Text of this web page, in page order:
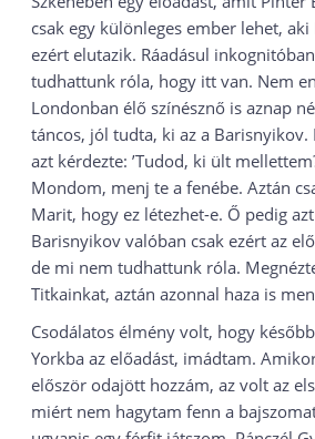
csak egy különleges ember lehet,
ezért elutazik. Ráadásul
tudhattunk róla, hogy itt van. Nem
Londonban élő színésznő is aznap
táncos, jól tudta, ki az a Barisnyikov.
azt kérdezte: ’Tudod, ki ült
Mondom, menj te a fenébe. Aztán
Marit, hogy ez létezhet-e. Ő pedig
Barisnyikov valóban csak ezért az
de mi nem tudhattunk róla.
Titkainkat, aztán azonnal haza is
Csodálatos élmény volt, hogy
Yorkba az előadást, imádtam.
először odajött hozzám, az volt az
miért nem hagytam fenn a